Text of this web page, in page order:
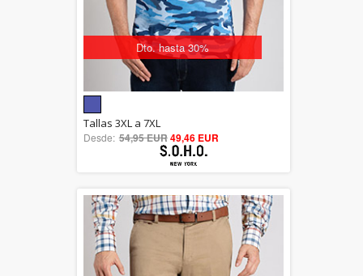
Dto. hasta 30%
5.00
out of 5
Tallas 3XL a 7XL
Desde: 54,95 EUR49,46 EUR